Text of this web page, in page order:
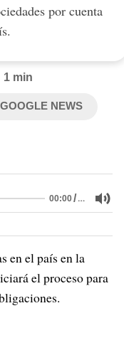
por cuenta
1 min
GOOGLE NEWS
00:00/…
en el país en la
el proceso para